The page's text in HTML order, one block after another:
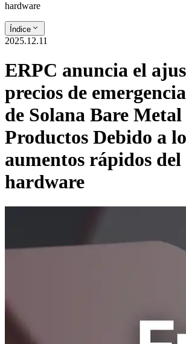
hardware
Índice
2025.12.11
ERPC anuncia el
precios de
de Solana Bare Metal
Productos Debido a
aumentos rápidos del
hardware